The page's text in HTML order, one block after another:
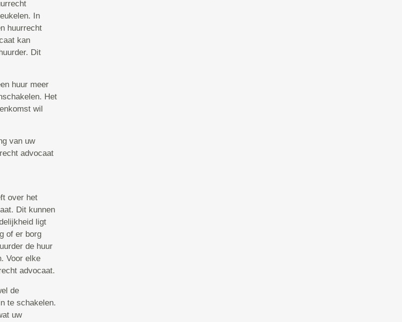
In
huurrecht
kan
Dit
huur meer
Het
wil
van uw
advocaat
over het
Dit kunnen
ligt
of er borg
de huur
Voor elke
advocaat.
de
te schakelen.
uw